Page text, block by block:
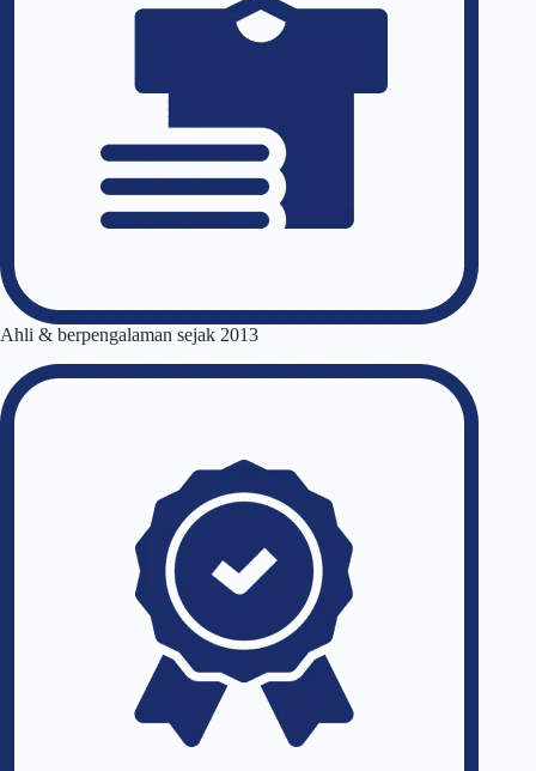
Ahli & berpengalaman sejak 2013